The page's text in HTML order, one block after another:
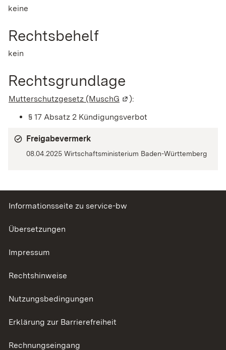
keine
Rechtsbehelf
kein
Rechtsgrundlage
Mutterschutzgesetz (MuschG (Wird in einem neuen
):
§ 17 Absatz 2 Kündigungsverbot
Freigabevermerk
08.04.2025 Wirtschaftsministerium Baden-Württemberg
Informationsseite zu service-bw
Übersetzungen
Impressum
Rechtshinweise
Nutzungsbedingungen
Erklärung zur Barrierefreiheit
Rechnungseingang